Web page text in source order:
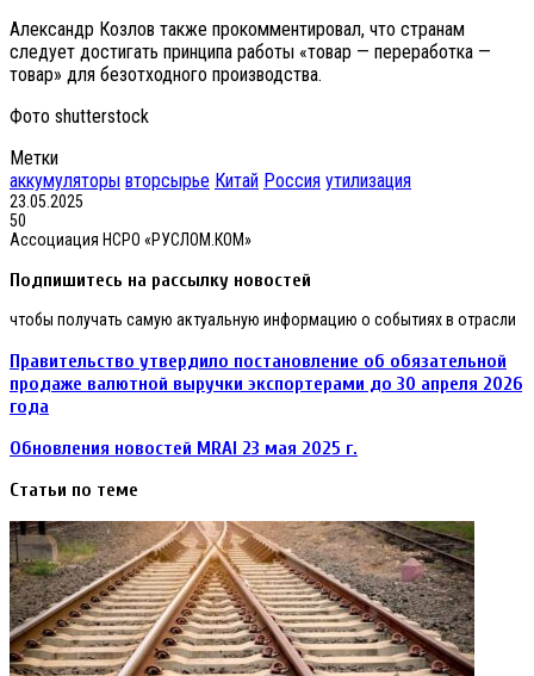
Александр Козлов также прокомментировал, что странам
следует достигать принципа работы «товар — переработка —
товар» для безотходного производства.
Фото shutterstock
Метки
аккумуляторы вторсырье Китай Россия утилизация
23.05.2025
50
Ассоциация НСРО «РУСЛОМ.КОМ»
Подпишитесь на рассылку новостей
чтобы получать самую актуальную информацию о событиях в отрасли
Правительство
утвердило
постановление
об
продаже
выручки
до
30
апреля
2026
года
Правительство утвердило постановление об обязательной
продаже валютной выручки экспортерами до 30 апреля 2026
года
Обновления
MRAI
23
мая
2025
г.
Обновления новостей MRAI 23 мая 2025 г.
Статьи по теме